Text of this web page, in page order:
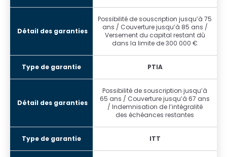
Possibilité de souscription jusqu’à 75
ans / Couverture jusqu’à 85 ans /
Versement du capital restant dû
dans la limite de 300 000 €
PTIA
Possibilité de souscription jusqu’à
65 ans / Couverture jusqu’à 67 ans
/ Indemnisation de l’intégralité
des échéances restantes
ITT